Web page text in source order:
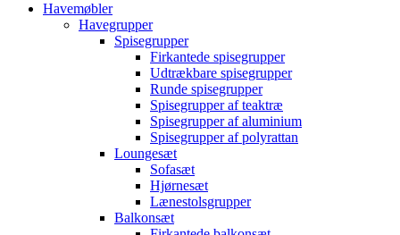
Havemøbler
Havegrupper
Spisegrupper
Firkantede spisegrupper
Udtrækbare spisegrupper
Runde spisegrupper
Spisegrupper af teaktræ
Spisegrupper af aluminium
Spisegrupper af polyrattan
Loungesæt
Sofasæt
Hjørnesæt
Lænestolsgrupper
Balkonsæt